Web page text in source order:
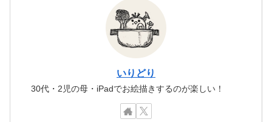
いりどり
30代・2児の母・iPadでお絵描きするのが楽しい！